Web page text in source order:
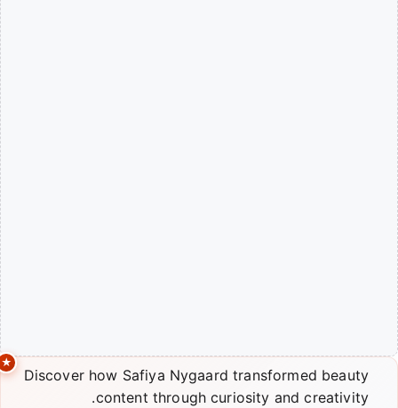
Discover how Safiya Nygaard transformed beauty
content through curiosity and creativity.